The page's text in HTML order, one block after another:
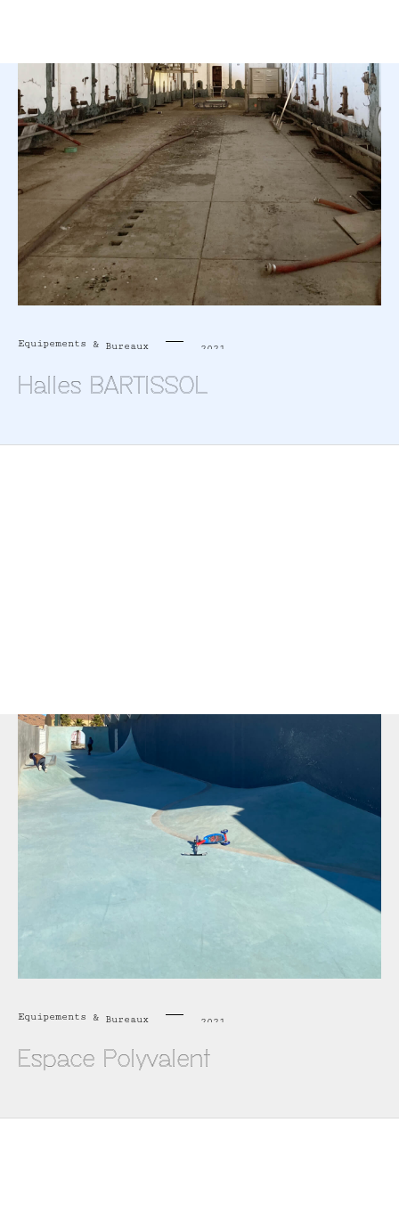
Equipements & Bureaux
Halles BARTISSOL
Equipements & Bureaux
Espace Polyvalent